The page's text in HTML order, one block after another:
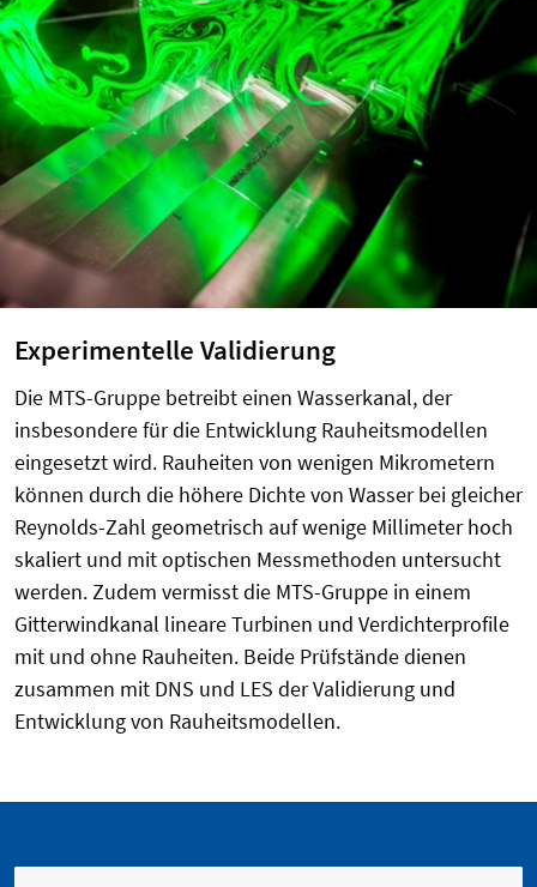
Experimentelle Validierung
Die MTS-Gruppe betreibt einen Wasserkanal, der
insbesondere für die Entwicklung Rauheitsmodellen
eingesetzt wird. Rauheiten von wenigen Mikrometern
können durch die höhere Dichte von Wasser bei gleicher
Reynolds-Zahl geometrisch auf wenige Millimeter hoch
skaliert und mit optischen Messmethoden untersucht
werden. Zudem vermisst die MTS-Gruppe in einem
Gitterwindkanal lineare Turbinen und Verdichterprofile
mit und ohne Rauheiten. Beide Prüfstände dienen
zusammen mit DNS und LES der Validierung und
Entwicklung von Rauheitsmodellen.